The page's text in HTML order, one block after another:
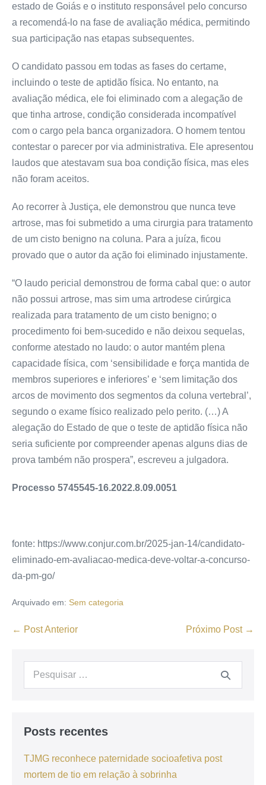
estado de Goiás e o instituto responsável pelo concurso
a recomendá-lo na fase de avaliação médica, permitindo
sua participação nas etapas subsequentes.
O candidato passou em todas as fases do certame,
incluindo o teste de aptidão física. No entanto, na
avaliação médica, ele foi eliminado com a alegação de
que tinha artrose, condição considerada incompatível
com o cargo pela banca organizadora. O homem tentou
contestar o parecer por via administrativa. Ele apresentou
laudos que atestavam sua boa condição física, mas eles
não foram aceitos.
Ao recorrer à Justiça, ele demonstrou que nunca teve
artrose, mas foi submetido a uma cirurgia para tratamento
de um cisto benigno na coluna. Para a juíza, ficou
provado que o autor da ação foi eliminado injustamente.
“O laudo pericial demonstrou de forma cabal que: o autor
não possui artrose, mas sim uma artrodese cirúrgica
realizada para tratamento de um cisto benigno; o
procedimento foi bem-sucedido e não deixou sequelas,
conforme atestado no laudo: o autor mantém plena
capacidade física, com ‘sensibilidade e força mantida de
membros superiores e inferiores’ e ‘sem limitação dos
arcos de movimento dos segmentos da coluna vertebral’,
segundo o exame físico realizado pelo perito. (…) A
alegação do Estado de que o teste de aptidão física não
seria suficiente por compreender apenas alguns dias de
prova também não prospera”, escreveu a julgadora.
Processo 5745545-16.2022.8.09.0051
fonte: https://www.conjur.com.br/2025-jan-14/candidato-
eliminado-em-avaliacao-medica-deve-voltar-a-concurso-
da-pm-go/
Arquivado em: Sem categoria
← Post Anterior Próximo Post →
Posts recentes
TJMG reconhece paternidade socioafetiva post
mortem de tio em relação à sobrinha